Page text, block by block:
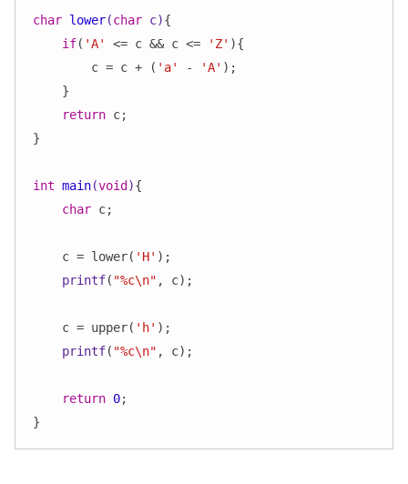
char lower(char c){
if( 'A' <= c && c <= 'Z' ){
        c = c + (
'a' - 'A' );
return c;
}
int main(void ){
char c;
    c = lower(
'H' );
printf( "%c\n" , c);
    c = upper(
'h' );
printf( "%c\n" , c);
return 0;
}